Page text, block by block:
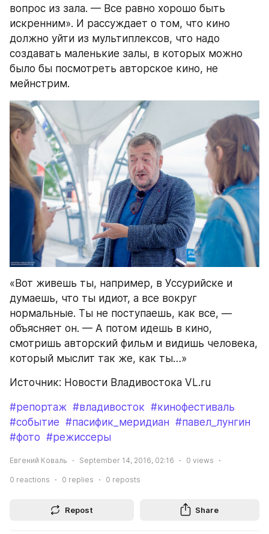
вопрос из зала. — Все равно хорошо быть
искренним». И рассуждает о том, что кино
должно уйти из мультиплексов, что надо
создавать маленькие залы, в которых можно
было бы посмотреть авторское кино, не
мейнстрим.
«Вот живешь ты, например, в Уссурийске и
думаешь, что ты идиот, а все вокруг
нормальные. Ты не поступаешь, как все, —
объясняет он. — А потом идешь в кино,
смотришь авторский фильм и видишь человека,
который мыслит так же, как ты…»
Источник: Новости Владивостока VL.ru
#репортаж #владивосток #кинофестиваль
#событие #пасифик_меридиан #павел_лунгин
#фото #режиссеры
Евгений Коваль September 14, 2016, 02:16 0 views
0 reactions 0 replies 0 reposts
Repost Share